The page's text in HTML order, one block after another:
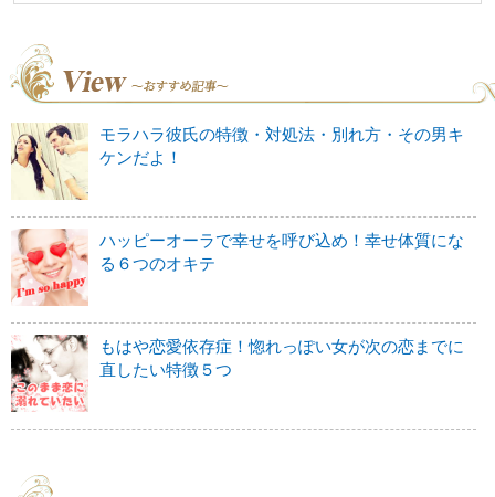
モラハラ彼氏の特徴・対処法・別れ方・その男キ
ケンだよ！
ハッピーオーラで幸せを呼び込め！幸せ体質にな
る６つのオキテ
もはや恋愛依存症！惚れっぽい女が次の恋までに
直したい特徴５つ